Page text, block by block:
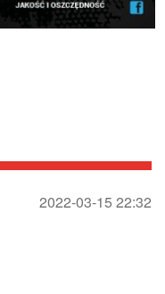
2022-03-15 22:32